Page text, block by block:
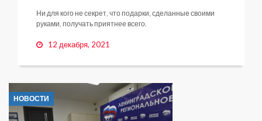
Ни для кого не секрет, что подарки, сделанные своими
руками, получать приятнее всего.
12 декабря, 2021
НОВОСТИ